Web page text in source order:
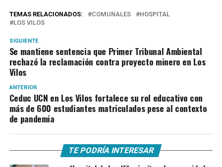
TEMAS RELACIONADOS: COMUNALES
HOSPITAL
LOS VILOS
SIGUIENTE
Se mantiene sentencia que Primer Tribunal Ambiental
rechazó la reclamación contra proyecto minero en Los
Vilos
ANTERIOR
Ceduc UCN en Los Vilos fortalece su rol educativo con
más de 600 estudiantes matriculados pese al contexto
de pandemia
TE PODRÍA INTERESAR